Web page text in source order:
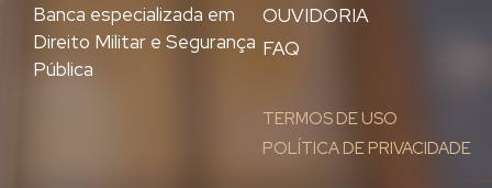
OUVIDORIA
FAQ
TERMOS DE USO
POLÍTICA DE PRIVACIDADE
Banca especializada em
Direito Militar e Segurança
Pública